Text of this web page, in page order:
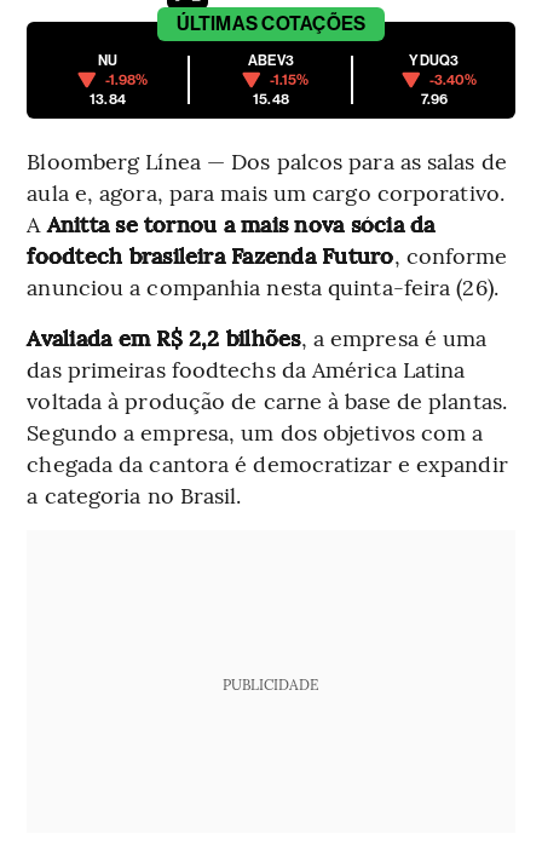
ÚLTIMASCOTAÇÕES
NU
-1.98%
13.84
ABEV3
-1.15%
15.48
YDUQ3
-3.40%
7.96
Bloomberg Línea — Dos palcos para as salas de
aula e, agora, para mais um cargo corporativo.
AAnitta se tornou a mais nova sócia da
foodtech brasileira Fazenda Futuro, conforme
anunciou a companhia nesta quinta-feira (26).
Avaliada em R$ 2,2 bilhões, a empresa é uma
das primeiras foodtechs da América Latina
voltada à produção de carne à base de plantas.
Segundo a empresa, um dos objetivos com a
chegada da cantora é democratizar e expandir
a categoria no Brasil.
PUBLICIDADE